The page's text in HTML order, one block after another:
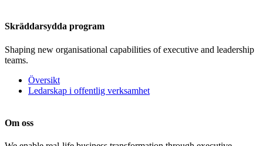
Skräddarsydda program
Shaping new organisational capabilities of executive and leadership
teams.
Översikt
Ledarskap i offentlig verksamhet
Om oss